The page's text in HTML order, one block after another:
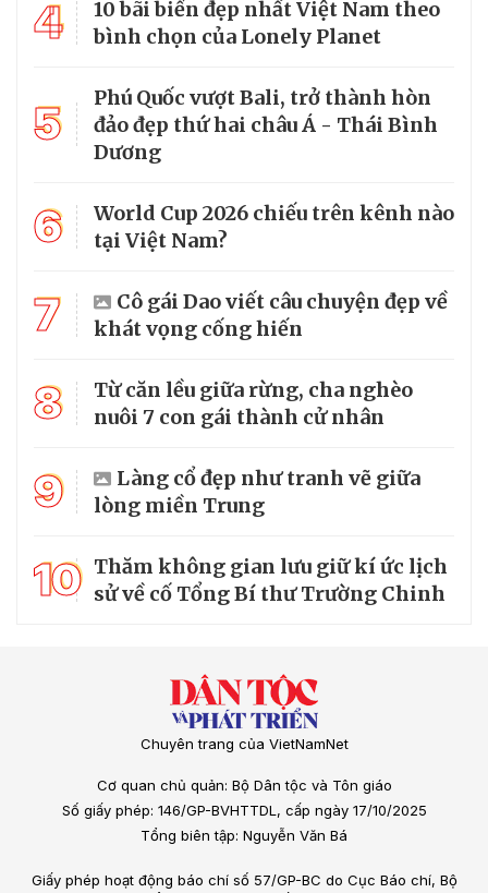
4
10 bãi biển đẹp nhất Việt Nam theo
bình chọn của Lonely Planet
5
Phú Quốc vượt Bali, trở thành hòn
đảo đẹp thứ hai châu Á - Thái Bình
Dương
6
World Cup 2026 chiếu trên kênh nào
tại Việt Nam?
7
Cô gái Dao viết câu chuyện đẹp về
khát vọng cống hiến
8
Từ căn lều giữa rừng, cha nghèo
nuôi 7 con gái thành cử nhân
9
Làng cổ đẹp như tranh vẽ giữa
lòng miền Trung
10 Thăm không gian lưu giữ kí ức lịch
sử về cố Tổng Bí thư Trường Chinh
Chuyên trang của VietNamNet
Cơ quan chủ quản: Bộ Dân tộc và Tôn giáo
Số giấy phép: 146/GP-BVHTTDL, cấp ngày 17/10/2025
Tổng biên tập: Nguyễn Văn Bá
Giấy phép hoạt động báo chí số 57/GP-BC do Cục Báo chí, Bộ